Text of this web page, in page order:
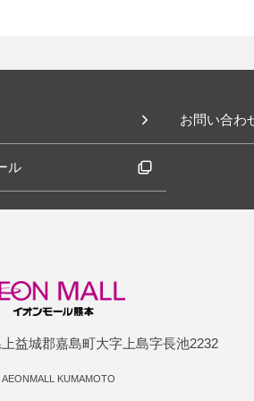
お問い合わ
ル
益城郡嘉島町大字上島字長池2232
AEONMALL KUMAMOTO